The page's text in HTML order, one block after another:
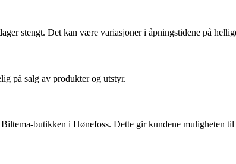
stengt. Det kan være variasjoner i åpningstidene på
på salg av produkter og utstyr.
butikken i Hønefoss. Dette gir kundene muligheten